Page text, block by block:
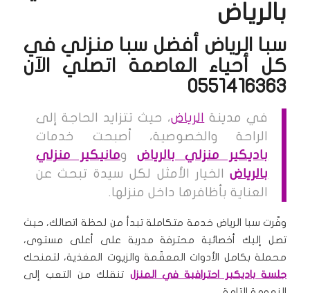
بالرياض
سبا الرياض أفضل سبا منزلي في
كل أحياء العاصمة اتصلي الآن
0551416363
في مدينة الرياض، حيث تتزايد الحاجة إلى
الراحة والخصوصية، أصبحت خدمات
باديكير منزلي بالرياضومانيكير منزلي
بالرياضالخيار الأمثل لكل سيدة تبحث عن
العناية بأظافرها داخل منزلها.
وفّرت سبا الرياض خدمة متكاملة تبدأ من لحظة اتصالك، حيث
تصل إليك أخصائية محترفة مدربة على أعلى مستوى،
محملة بكامل الأدوات المعقّمة والزيوت المغذية، لتمنحك
جلسة باديكير احترافية في المنزل تنقلك من التعب إلى